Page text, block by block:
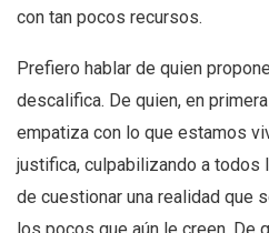
con tan pocos recursos.
Prefiero hablar de quien
descalifica. De quien, en
empatiza con lo que estamos
justifica, culpabilizando a todos
de cuestionar una realidad que